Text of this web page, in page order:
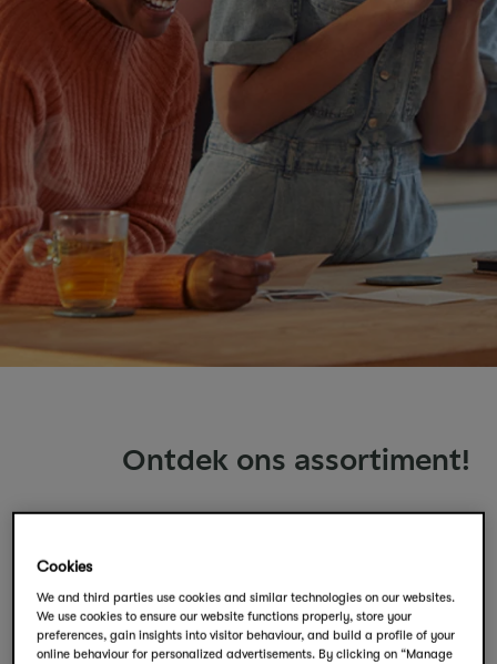
Ontdek ons assortiment!
Cookies
We and third parties use cookies and similar technologies on our websites.
We use cookies to ensure our website functions properly, store your
preferences, gain insights into visitor behaviour, and build a profile of your
online behaviour for personalized advertisements. By clicking on “Manage